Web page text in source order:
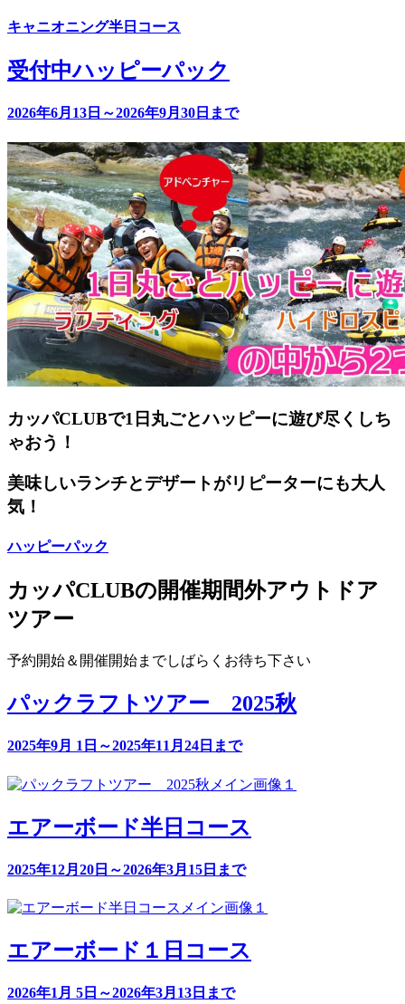
キャニオニング半日コース
受付中ハッピーパック
2026年6月13日～2026年9月30日まで
カッパCLUBで1日丸ごとハッピーに遊び尽くしち
ゃおう！
美味しいランチとデザートがリピーターにも大人
気！
ハッピーパック
カッパCLUBの開催期間外アウトドア
ツアー
予約開始＆開催開始までしばらくお待ち下さい
パックラフトツアー 2025秋
2025年9月 1日～2025年11月24日まで
エアーボード半日コース
2025年12月20日～2026年3月15日まで
エアーボード１日コース
2026年1月 5日～2026年3月13日まで